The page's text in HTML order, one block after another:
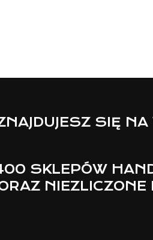
SIĘ
SKLEPÓW
NIEZLICZONE